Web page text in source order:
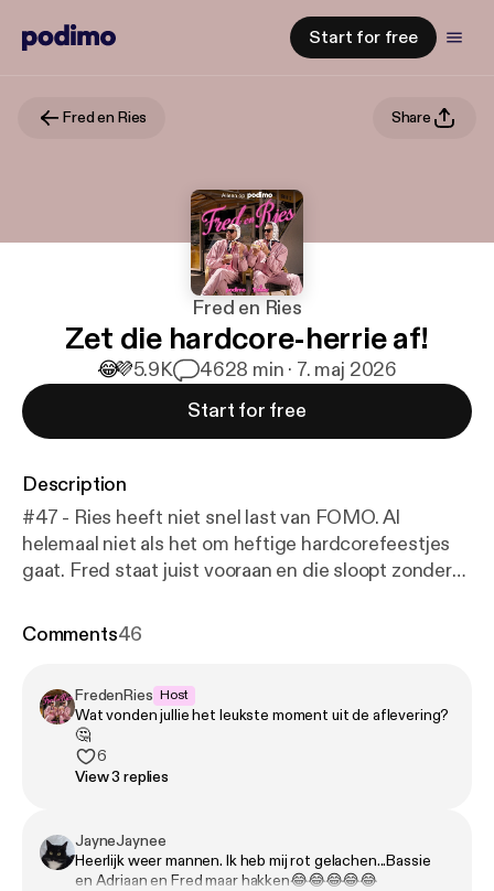
Start for free
Fred en Ries Share
Fred en Ries
Zet die hardcore-herrie af!
😂💜5.9K 4628 min · 7. maj 2026
Start for free
Description
#47 - Ries heeft niet snel last van FOMO. Al
helemaal niet als het om heftige hardcorefeestjes
gaat. Fred staat juist vooraan en die sloopt zonder
bevestiging: hij lijkt inmiddels meer op een
waar ligt de grens? Een luisterend oor bieden:
prima. Maar de bak in voor de misdaden van je beste
vriend? Ons niet gezien! 🎧 Geproduceerd door
Tonny Media 💖 Volg ons op Instagram, TikTok en
Comments46
FredenRies Host
Wat vonden jullie het leukste moment uit de aflevering?
🤔
6
View 3 replies
JayneJaynee
Heerlijk weer mannen. Ik heb mij rot gelachen...Bassie
en Adriaan en Fred maar hakken😂😂😂😂😂